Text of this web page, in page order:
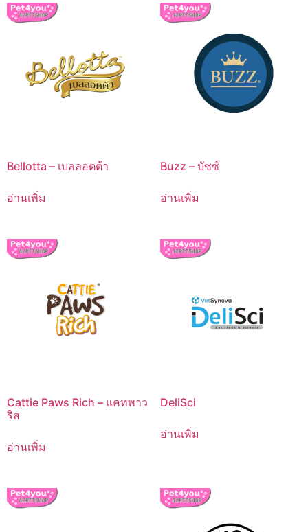
Bellotta – เบลลอตต้า
อ่านเพิ่ม
Buzz – บัซซ์
อ่านเพิ่ม
Cattie Paws Rich – แคทพาว
ริส
อ่านเพิ่ม
DeliSci
อ่านเพิ่ม